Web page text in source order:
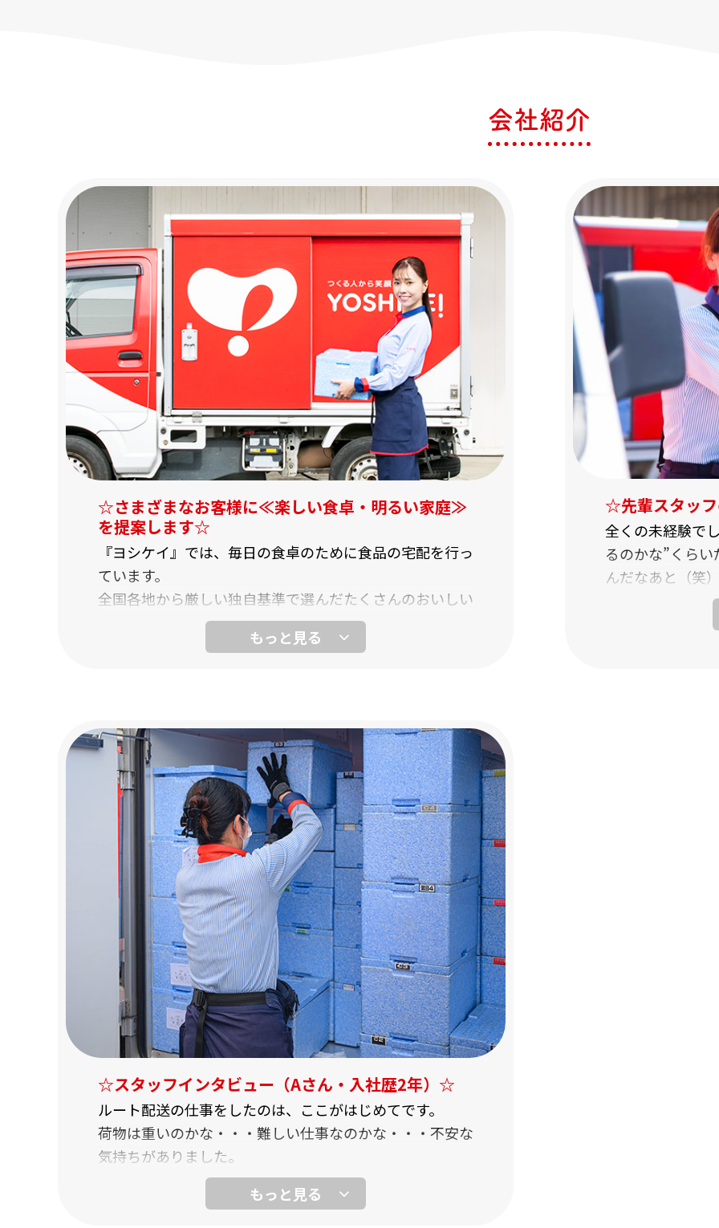
会社紹介
☆さまざまなお客様に≪楽しい食卓・明るい家庭≫
を提案します☆
『ヨシケイ』では、毎日の食卓のために食品の宅配を行っ
ています。
全国各地から厳しい独自基準で選んだたくさんのおいしい
食事のメニューに沿った、材料のセットとして毎日お届け
さまざまなお客様のライフスタイルに役立っています。
『毎日の夕食を考えるのが大変！』『忙しくて買い物に行
く時間がない！』
というお客さまから大人気！
あなたも当社で、おいしいお食事を提案する一員になりま
せんか？
☆先輩スタッ
全くの未経験で
るのかな”くら
んだなあと（笑
それでも続け
ね。皆とてもフ
☆スタッフインタビュー（Aさん・入社歴2年）☆
ルート配送の仕事をしたのは、ここがはじめてです。
荷物は重いのかな・・・難しい仕事なのかな・・・不安な
気持ちがありました。
でも実際始めてみると、荷物も両手で持てる軽いものばか